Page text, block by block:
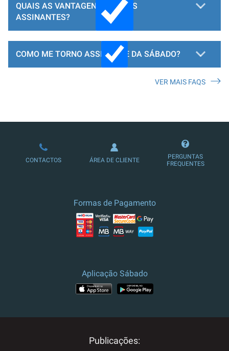
QUAIS AS VANTAGENS PARA OS
ASSINANTES?
COMO ME TORNO ASSINANTE DA SÁBADO?
LOJA DE ASSINATURAS
VER MAIS FAQS
CONTACTOS ÁREA DE CLIENTE
PERGUNTAS
FREQUENTES
Formas de Pagamento
Aplicação Sábado
Publicações: